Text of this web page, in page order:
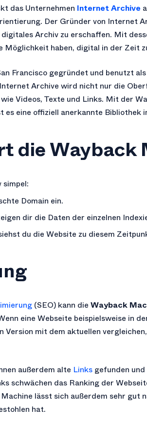
das Unternehmen Internet Archive
Der Gründer von Internet
Archiv zu erschaffen. Mit
haben, digital in der Zeit
Francisco gegründet und benutzt
Archive wird nicht nur die
Videos, Texte und Links. Mit der
eine offiziell anerkannte Bibliothek
die Wayback
Domain ein.
dir die Daten der einzelnen
du die Website zu diesem
(SEO) kann die Wayback
eine Webseite beispielsweise in
Version mit dem aktuellen
außerdem alte Links gefunden
schwächen das Ranking der
lässt sich außerdem sehr gut
hat.